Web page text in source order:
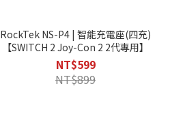
RockTek NS-P4 | 智能充電座(四充)
【SWITCH 2 Joy-Con 2 2代專用】
NT$599
NT$899